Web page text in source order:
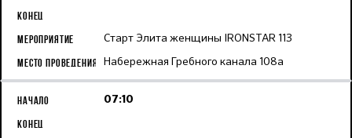
Старт Элита женщины IRONSTAR 113
Набережная Гребного канала 108а
07:10